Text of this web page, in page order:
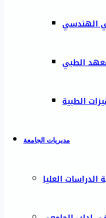
الهندسي
الطبي
الطبية
مديريات الجامعة
الدراسات العليا